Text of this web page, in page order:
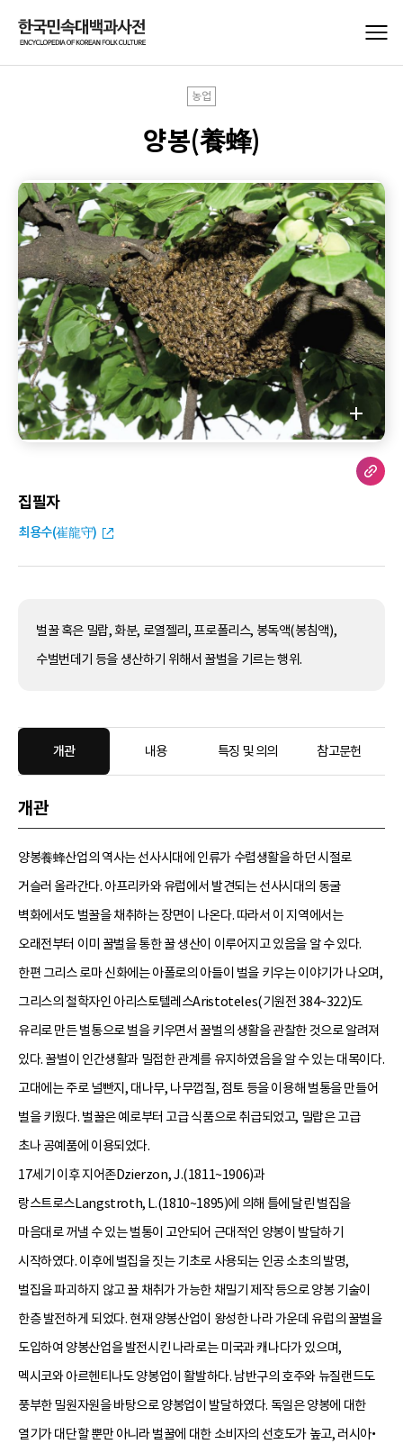
농업
양봉(養蜂)
집필자
최용수(崔龍守)
벌꿀 혹은 밀랍, 화분, 로열젤리, 프로폴리스, 봉독액(봉침액),
수벌번데기 등을 생산하기 위해서 꿀벌을 기르는 행위.
개관 내용 특징 및 의의 참고문헌
개관
양봉養蜂산업의 역사는 선사시대에 인류가 수렵생활을 하던 시절로
거슬러 올라간다. 아프리카와 유럽에서 발견되는 선사시대의 동굴
벽화에서도 벌꿀을 채취하는 장면이 나온다. 따라서 이 지역에서는
오래전부터 이미 꿀벌을 통한 꿀 생산이 이루어지고 있음을 알 수 있다.
한편 그리스 로마 신화에는 아폴로의 아들이 벌을 키우는 이야기가 나오며,
그리스의 철학자인 아리스토텔레스Aristoteles(기원전 384~322)도
유리로 만든 벌통으로 벌을 키우면서 꿀벌의 생활을 관찰한 것으로 알려져
있다. 꿀벌이 인간생활과 밀접한 관계를 유지하였음을 알 수 있는 대목이다.
고대에는 주로 널빤지, 대나무, 나무껍질, 점토 등을 이용해 벌통을 만들어
벌을 키웠다. 벌꿀은 예로부터 고급 식품으로 취급되었고, 밀랍은 고급
초나 공예품에 이용되었다.
17세기 이후 지어존Dzierzon, J.(1811~1906)과
랑스트로스Langstroth, L.(1810~1895)에 의해 틀에 달린 벌집을
마음대로 꺼낼 수 있는 벌통이 고안되어 근대적인 양봉이 발달하기
시작하였다. 이후에 벌집을 짓는 기초로 사용되는 인공 소초의 발명,
벌집을 파괴하지 않고 꿀 채취가 가능한 채밀기 제작 등으로 양봉 기술이
한층 발전하게 되었다. 현재 양봉산업이 왕성한 나라 가운데 유럽의 꿀벌을
도입하여 양봉산업을 발전시킨 나라로는 미국과 캐나다가 있으며,
멕시코와 아르헨티나도 양봉업이 활발하다. 남반구의 호주와 뉴질랜드도
풍부한 밀원자원을 바탕으로 양봉업이 발달하였다. 독일은 양봉에 대한
열기가 대단할 뿐만 아니라 벌꿀에 대한 소비자의 선호도가 높고, 러시아•